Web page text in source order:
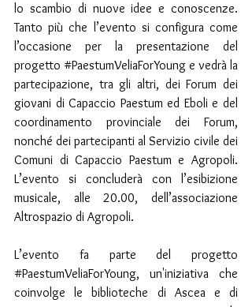
lo scambio di nuove idee e conoscenze.
Tanto più che l’evento si configura come
l’occasione per la presentazione del
progetto #PaestumVeliaForYoung e vedrà la
partecipazione, tra gli altri, dei Forum dei
giovani di Capaccio Paestum ed Eboli e del
coordinamento provinciale dei Forum,
nonché dei partecipanti al Servizio civile dei
Comuni di Capaccio Paestum e Agropoli.
L’evento si concluderà con l’esibizione
musicale, alle 20.00, dell’associazione
Altrospazio di Agropoli.
#PaestumVeliaForYoung, un'iniziativa che
coinvolge le biblioteche di Ascea e di